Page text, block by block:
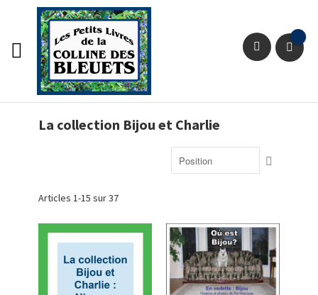
contenu
La collection Bijou et Charlie
Articles 1-15 sur37